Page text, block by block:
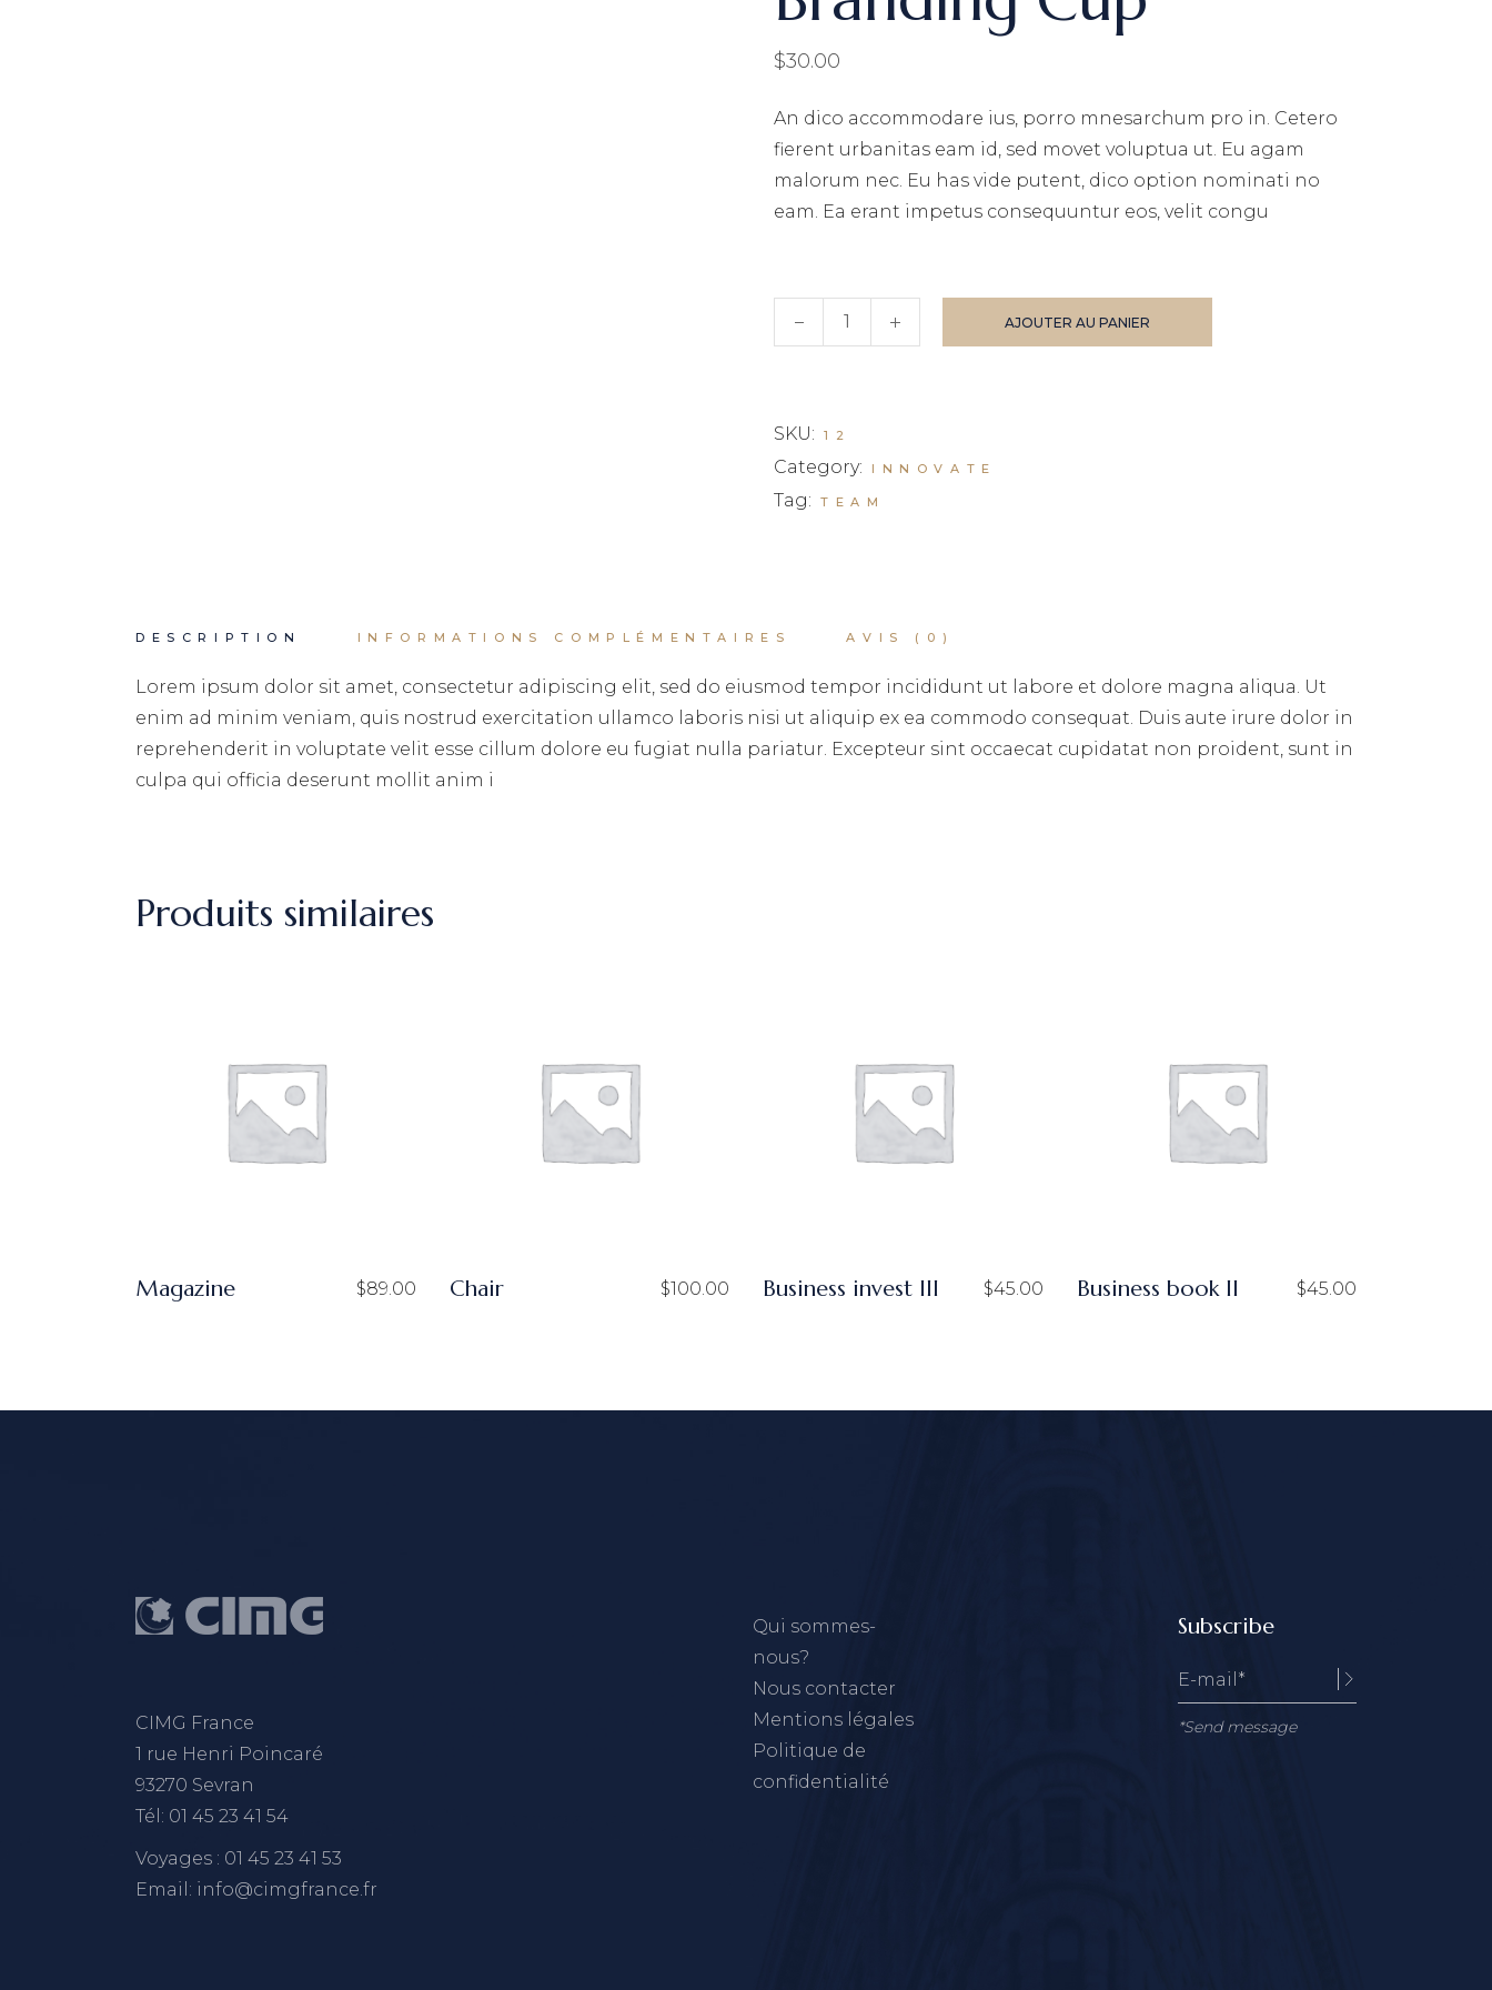
$30.00
An dico accommodare ius, porro mnesarchum pro in. Cetero
fierent urbanitas eam id, sed movet voluptua ut. Eu agam
malorum nec. Eu has vide putent, dico option nominati no
eam. Ea erant impetus consequuntur eos, velit congu
Branding Cup quantity
AJOUTER AU PANIER
SKU: 12
Category: INNOVATE
Tag: TEAM
DESCRIPTION INFORMATIONS COMPLÉMENTAIRES AVIS (0)
Lorem ipsum dolor sit amet, consectetur adipiscing elit, sed do eiusmod tempor incididunt ut labore et dolore magna aliqua. Ut
enim ad minim veniam, quis nostrud exercitation ullamco laboris nisi ut aliquip ex ea commodo consequat. Duis aute irure dolor in
reprehenderit in voluptate velit esse cillum dolore eu fugiat nulla pariatur. Excepteur sint occaecat cupidatat non proident, sunt in
culpa qui officia deserunt mollit anim i
Produits similaires
Magazine $89.00 Chair $100.00 Business invest III $45.00 Business book II $45.00
CIMG France
1 rue Henri Poincaré
93270 Sevran
Tél: 01 45 23 41 54
Voyages : 01 45 23 41 53
Email: info@cimgfrance.fr
Qui sommes-
nous?
Nous contacter
Mentions légales
Politique de
confidentialité
Subscribe
*Send message